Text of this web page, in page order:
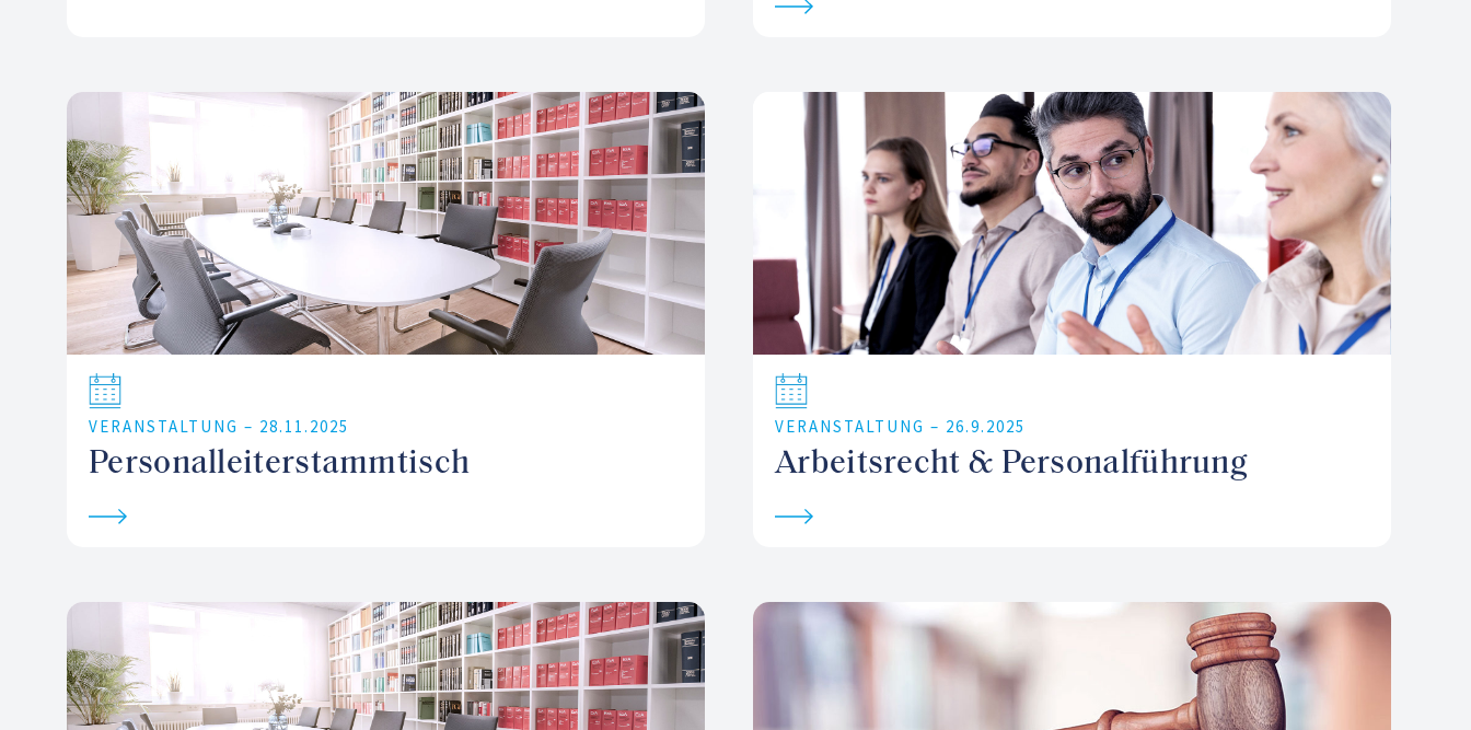
VERANSTALTUNG – 28.11.2025
Personalleiterstammtisch
VERANSTALTUNG – 26.9.2025
Arbeitsrecht & Personalführung